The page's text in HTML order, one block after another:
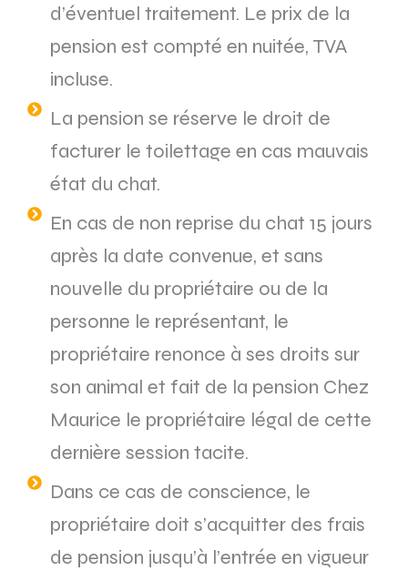
d’éventuel traitement. Le prix de la
pension est compté en nuitée, TVA
incluse.
La pension se réserve le droit de
facturer le toilettage en cas mauvais
état du chat.
En cas de non reprise du chat 15 jours
après la date convenue, et sans
nouvelle du propriétaire ou de la
personne le représentant, le
propriétaire renonce à ses droits sur
son animal et fait de la pension Chez
Maurice le propriétaire légal de cette
dernière session tacite.
Dans ce cas de conscience, le
propriétaire doit s’acquitter des frais
de pension jusqu’à l’entrée en vigueur